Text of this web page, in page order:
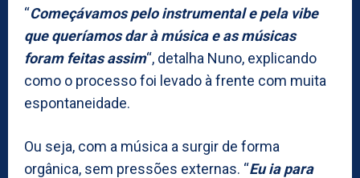
“Começávamos pelo instrumental e pela vibe
que queríamos dar à música e as músicas
foram feitas assim“, detalha Nuno, explicando
como o processo foi levado à frente com muita
espontaneidade.
Ou seja, com a música a surgir de forma
orgânica, sem pressões externas. “Eu ia para